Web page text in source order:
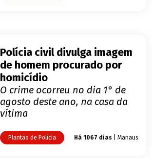
Polícia civil divulga imagem
de homem procurado por
homicídio
O crime ocorreu no dia 1° de
agosto deste ano, na casa da
vítima
Plantão de Polícia Há 1067 dias | Manaus